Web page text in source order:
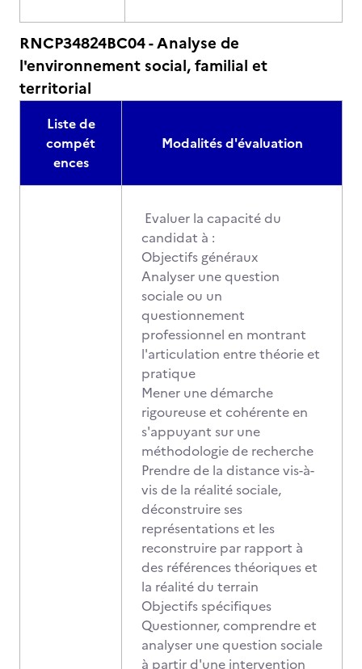
RNCP34824BC04 - Analyse de
l'environnement social, familial et
territorial
Liste de
compét
ences
Modalités d'évaluation
Evaluer la capacité du
candidat à :
Objectifs généraux
Analyser une question
sociale ou un
questionnement
professionnel en montrant
l'articulation entre théorie et
pratique
Mener une démarche
rigoureuse et cohérente en
s'appuyant sur une
méthodologie de recherche
Prendre de la distance vis-à-
vis de la réalité sociale,
déconstruire ses
représentations et les
reconstruire par rapport à
des références théoriques et
la réalité du terrain
Objectifs spécifiques
Questionner, comprendre et
analyser une question sociale
à partir d'une intervention